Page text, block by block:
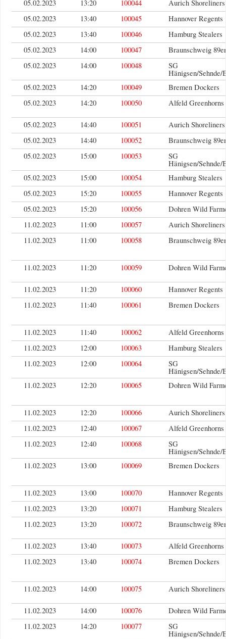
05.02.2023 13:20 100044
Aurich Shoreliners
05.02.2023
13:40 100045
Hannover Regents
05.02.2023
13:40 100046
Hamburg Stealers
05.02.2023
14:00 100047
Braunschweig
05.02.2023
14:00 100048 SG
Hänigsen/Sehnde/
05.02.2023
14:20 100049
Bremen Dockers
05.02.2023
14:20 100050 Alfeld Greenhorns
05.02.2023 14:40 100051
Aurich Shoreliners
05.02.2023
14:40 100052
Braunschweig
05.02.2023
15:00 100053 SG
Hänigsen/Sehnde/
05.02.2023
15:00 100054
Hamburg Stealers
05.02.2023
15:20 100055
Hannover Regents
05.02.2023
15:20 100056
Dohren Wild
11.02.2023
11:00 100057
Aurich Shoreliners
11.02.2023
11:00 100058 Braunschweig
11.02.2023 11:20 100059 Dohren Wild
11.02.2023 11:20 100060
Hannover Regents
11.02.2023
11:40 100061 Bremen Dockers
11.02.2023 11:40 100062
Alfeld Greenhorns
11.02.2023
12:00 100063
Hamburg Stealers
11.02.2023
12:00 100064 SG
Hänigsen/Sehnde/
11.02.2023
12:20 100065 Dohren Wild
11.02.2023 12:20 100066
Aurich Shoreliners
11.02.2023
12:40 100067
Alfeld Greenhorns
11.02.2023
12:40 100068 SG
Hänigsen/Sehnde/
11.02.2023
13:00 100069 Bremen Dockers
11.02.2023 13:00 100070
Hannover Regents
11.02.2023
13:20 100071
Hamburg Stealers
11.02.2023
13:20 100072 Braunschweig
11.02.2023 13:40 100073
Alfeld Greenhorns
11.02.2023
13:40 100074 Bremen Dockers
11.02.2023 14:00 100075 Aurich Shoreliners
11.02.2023 14:00 100076
Dohren Wild
11.02.2023
14:20 100077 SG
Hänigsen/Sehnde/